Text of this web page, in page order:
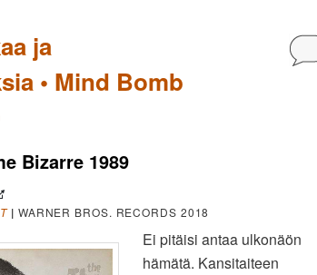
ja
• Mind Bomb
Bizarre 1989
| WARNER BROS. RECORDS 2018
Ei pitäisi antaa ulkonäön
hämätä. Kansitaiteen